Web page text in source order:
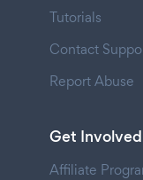
Tutorials
Contact
Report Abuse
Get Involved
Affiliate